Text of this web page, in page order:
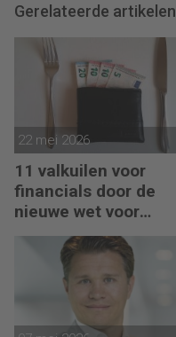
Gerelateerde artikelen
22 mei 2026
11 valkuilen voor
financials door de
nieuwe wet voor
loontransparantie